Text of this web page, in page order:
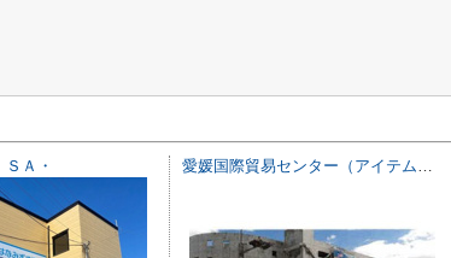
Ａ・ 愛媛国際貿易センター（アイテムえひめ）ビジネスオフィス